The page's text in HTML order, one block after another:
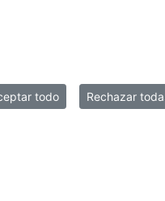
página
11 resultados.
todo Rechazar